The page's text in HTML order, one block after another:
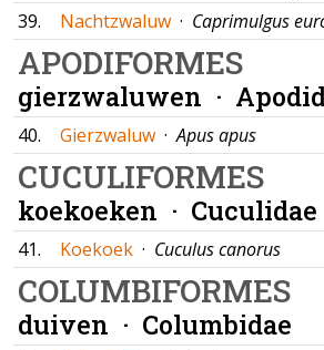
39. Nachtzwaluw · Caprimulgus
APODIFORMES
gierzwaluwen ·
40. Gierzwaluw ·Apus apus
CUCULIFORMES
koekoeken · Cuculidae
41. Koekoek · Cuculus canorus
COLUMBIFORMES
duiven · Columbidae